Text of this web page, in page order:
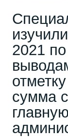
2021
сумма